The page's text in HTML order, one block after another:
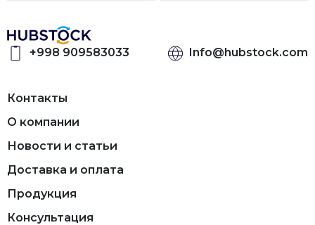
+998 909583033 Info@hubstock.com
Контакты
О компании
Новости и статьи
Доставка и оплата
Продукция
Консультация